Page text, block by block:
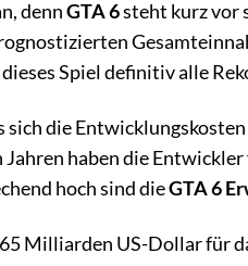
dennGTA 6steht kurz vor
Spiel definitiv alle
sich die
haben die
hoch sind dieGTA 6
Milliarden US-Dollar für